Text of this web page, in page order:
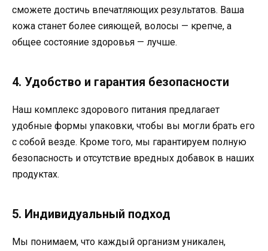
сможете достичь впечатляющих результатов. Ваша
кожа станет более сияющей, волосы — крепче, а
общее состояние здоровья — лучше.
4. Удобство и гарантия безопасности
Наш комплекс здорового питания предлагает
удобные формы упаковки, чтобы вы могли брать его
с собой везде. Кроме того, мы гарантируем полную
безопасность и отсутствие вредных добавок в наших
продуктах.
5. Индивидуальный подход
Мы понимаем, что каждый организм уникален,